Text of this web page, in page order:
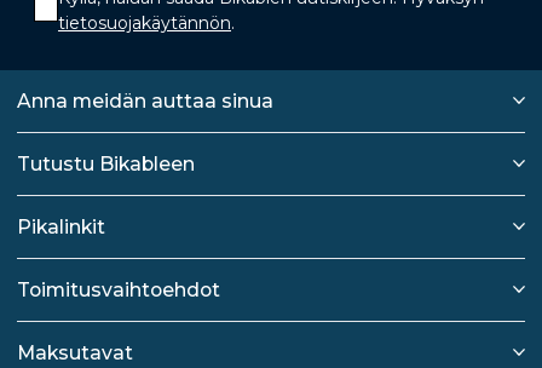
tietosuojakäytännön.
Anna meidän auttaa sinua
Tutustu Bikableen
Pikalinkit
Toimitusvaihtoehdot
Maksutavat